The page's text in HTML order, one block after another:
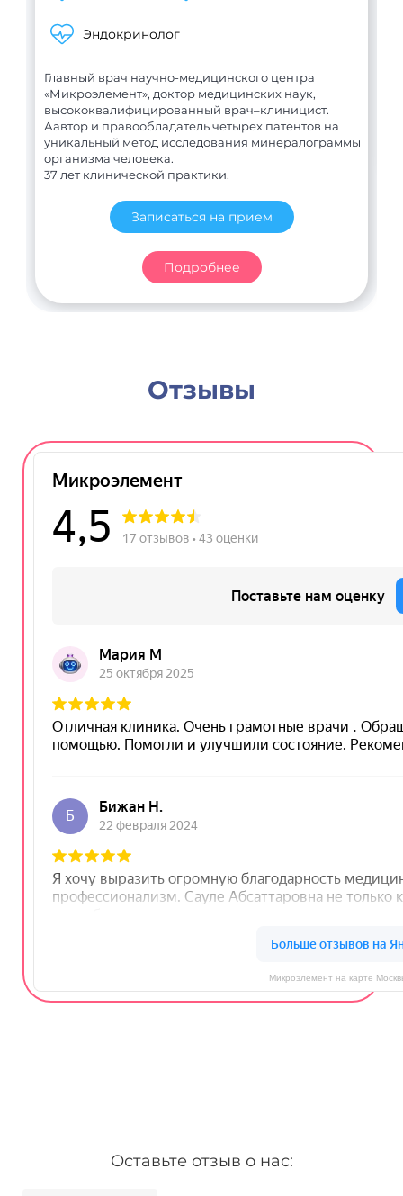
Эндокринолог
Главный врач научно-медицинского центра
«Микроэлемент», доктор медицинских наук,
высококвалифицированный врач–клиницист.
Аавтор и правообладатель четырех патентов на
уникальный метод исследования минералограммы
организма человека.
37 лет клинической практики.
Записаться на прием
Подробнее
Отзывы
Микроэлемент на карте
Оставьте отзыв о нас: